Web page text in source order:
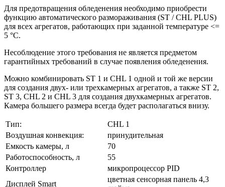
Для предотвращения обледенения необходимо приобрести
функцию автоматического размораживания (ST / CHL PLUS)
для всех агрегатов, работающих при заданной температуре <=
5 °C.
Несоблюдение этого требования не является предметом
гарантийных требований в случае появления обледенения.
Можно комбинировать ST 1 и CHL 1 одной и той же версии
для создания двух- или трехкамерных агрегатов, а также ST 2,
ST 3, CHL 2 и CHL 3 для создания двухкамерных агрегатов.
Камера большего размера всегда будет располагаться внизу.
Тип:
CHL 1
Воздушная конвекция:
принудительная
Емкость камеры, л
70
Работоспособность, л
55
Контроллер
микропроцессор PID
Дисплей Smart
цветная сенсорная панель 4,3